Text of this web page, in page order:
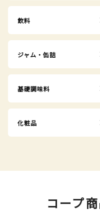
飲料
ジャム・缶詰
基礎調味料
化粧品
コープ